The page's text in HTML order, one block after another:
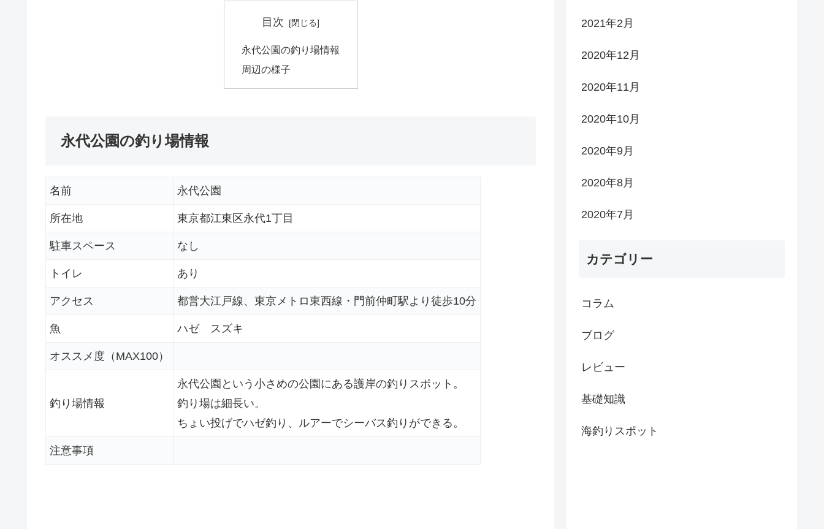
目次
永代公園の釣り場情報
周辺の様子
永代公園の釣り場情報
名前 永代公園
所在地 東京都江東区永代1丁目
駐車スペース なし
トイレ あり
アクセス 都営大江戸線、東京メトロ東西線・門前仲町駅より徒歩10分
魚 ハゼ スズキ
オススメ度（MAX100）
釣り場情報
永代公園という小さめの公園にある護岸の釣りスポット。
釣り場は細長い。
ちょい投げでハゼ釣り、ルアーでシーバス釣りができる。
注意事項
2021年2月
2020年12月
2020年11月
2020年10月
2020年9月
2020年8月
2020年7月
カテゴリー
コラム
ブログ
レビュー
基礎知識
海釣りスポット